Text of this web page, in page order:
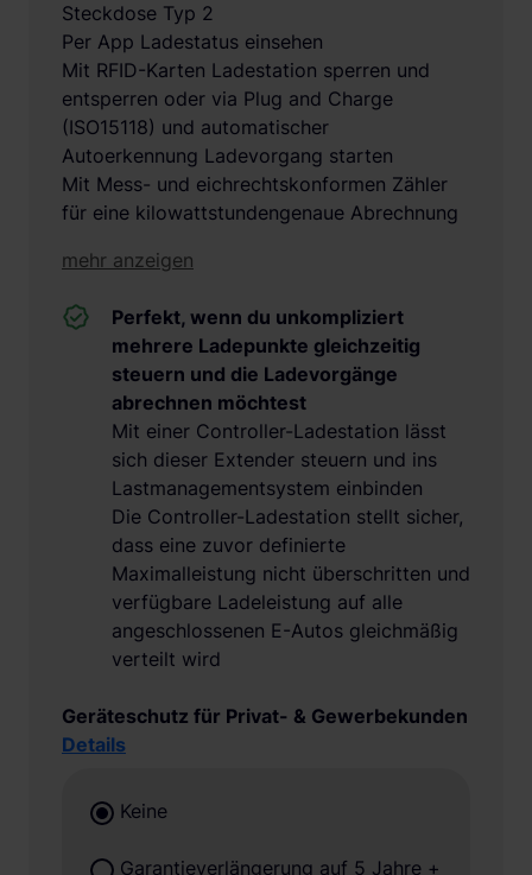
Steckdose Typ 2
Per App Ladestatus einsehen
Mit RFID-Karten Ladestation sperren und
entsperren oder via Plug and Charge
(ISO15118) und automatischer
Autoerkennung Ladevorgang starten
Mit Mess- und eichrechtskonformen Zähler
für eine kilowattstundengenaue Abrechnung
mehr anzeigen
Geräteschutz für Privat- & Gewerbekunden
Details
Keine
Garantieverlängerung auf 5 Jahre +
Perfekt, wenn du unkompliziert
mehrere Ladepunkte gleichzeitig
steuern und die Ladevorgänge
abrechnen möchtest
Mit einer Controller-Ladestation lässt
sich dieser Extender steuern und ins
Lastmanagementsystem einbinden
Die Controller-Ladestation stellt sicher,
dass eine zuvor definierte
Maximalleistung nicht überschritten und
verfügbare Ladeleistung auf alle
angeschlossenen E-Autos gleichmäßig
verteilt wird